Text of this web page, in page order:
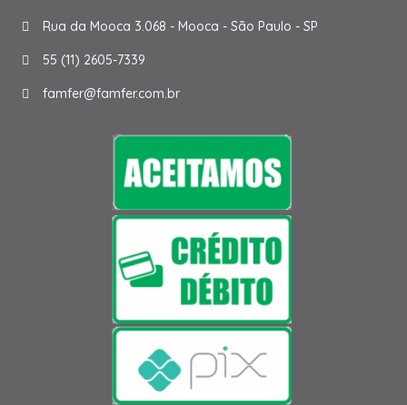
Rua da Mooca 3.068 - Mooca - São Paulo - SP
55 (11) 2605-7339
famfer@famfer.com.br